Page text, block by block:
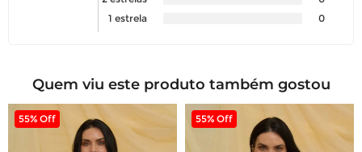
1 estrela
0
Quem viu este produto também gostou
55% Off 55% Off